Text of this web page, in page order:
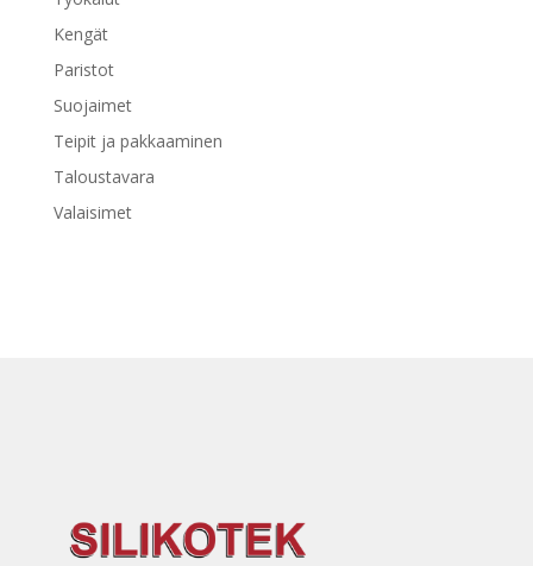
Kengät
Paristot
Suojaimet
Teipit ja pakkaaminen
Taloustavara
Valaisimet